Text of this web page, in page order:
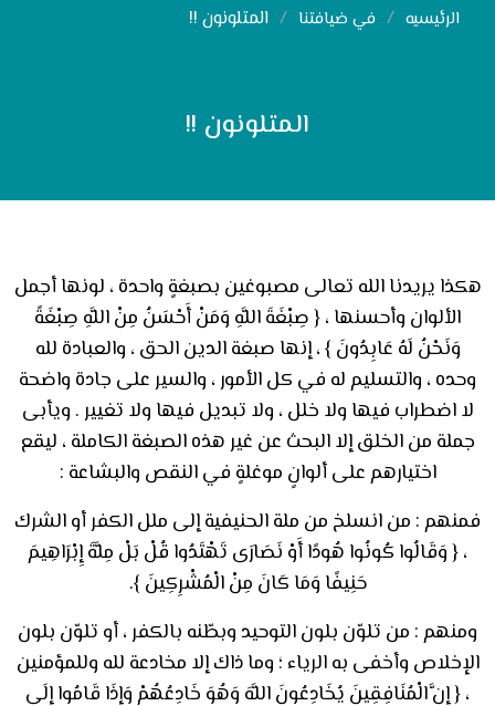
الرئيسيه في ضيافتنا المتلونون !!
المتلونون !!
هكذا يريدنا الله تعالى مصبوغين بصبغةٍ واحدة ، لونها أجمل
الألوان وأحسنها ، { صِبْغَةَ اللَّهِ وَمَنْ أَحْسَنُ مِنْ اللَّهِ صِبْغَةً
وَنَحْنُ لَهُ عَابِدُونَ } ، إنها صبغة الدين الحق ، والعبادة لله
وحده ، والتسليم له في كل الأمور ، والسير على جادة واضحة
لا اضطراب فيها ولا خلل ، ولا تبديل فيها ولا تغيير . ويأبى
جملة من الخلق إلا البحث عن غير هذه الصبغة الكاملة ، ليقع
اختيارهم على ألوانٍ موغلةٍ في النقص والبشاعة :
فمنهم : من انسلخ من ملة الحنيفية إلى ملل الكفر أو الشرك
، { وَقَالُوا كُونُوا هُودًا أَوْ نَصَارَى تَهْتَدُوا قُلْ بَلْ مِلَّةَ إِبْرَاهِيمَ
حَنِيفًا وَمَا كَانَ مِنْ الْمُشْرِكِينَ }.
ومنهم : من تلوّن بلون التوحيد وبطّنه بالكفر ، أو تلوّن بلون
الإخلاص وأخفى به الرياء ؛ وما ذاك إلا مخادعة لله وللمؤمنين
، { إِنَّ الْمُنَافِقِينَ يُخَادِعُونَ اللَّهَ وَهُوَ خَادِعُهُمْ وَإِذَا قَامُوا إِلَى